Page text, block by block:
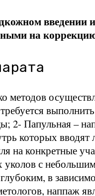
введении
на
методов
2- Папульная –
которых вводят
на конкретные
уколов с
в
наппаж